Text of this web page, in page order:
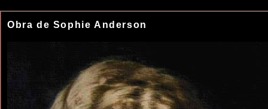
Obra de Sophie Anderson